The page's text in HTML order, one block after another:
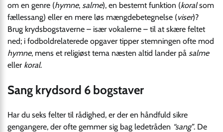
om en genre (hymne, salme), en bestemt funktion (koralsom
fællessang) eller en mere løs mængdebetegnelse (viser)?
Brug krydsbogstaverne – især vokalerne – til at skære feltet
ned; i fodboldrelaterede opgaver tipper stemningen ofte mod
hymne, mens et religiøst tema næsten altid lander på salme
eller koral.
Sang krydsord 6 bogstaver
Har du seks felter til rådighed, er der en håndfuld sikre
gengangere, der ofte gemmer sig bag ledetråden “sang”. De